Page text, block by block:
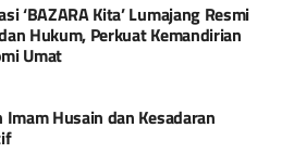
‘BAZARA Kita’ Lumajang Resmi
Hukum, Perkuat Kemandirian
Umat
Imam Husain dan Kesadaran